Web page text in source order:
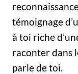
témoignage
à toi riche
raconter dans
parle de toi.